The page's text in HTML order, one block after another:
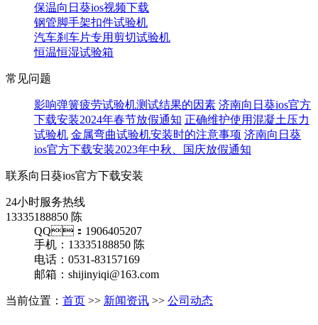
保温向日葵ios视频下载
钢管脚手架扣件试验机
汽车刹车片专用剪切试验机
恒温恒湿试验箱
常见问题
影响弹簧疲劳试验机测试结果的因素 济南向日葵ios官方
下载安装2024年春节放假通知 正确维护使用混凝土压力
试验机 金属弯曲试验机安装时的注意事项 济南向日葵
ios官方下载安装2023年中秋、国庆放假通知
联系向日葵ios官方下载安装
24小时服务热线
13335188850 陈
QQ：1906405207
手机：13335188850 陈
电话：0531-83157169
邮箱：shijinyiqi@163.com
当前位置： 首页 >> 新闻资讯 >> 公司动态